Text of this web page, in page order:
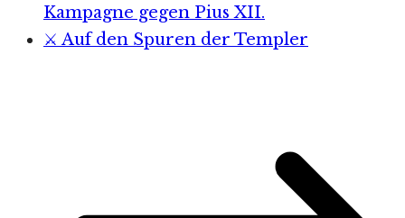
Kampagne gegen Pius XII.
⚔️ Auf den Spuren der Templer